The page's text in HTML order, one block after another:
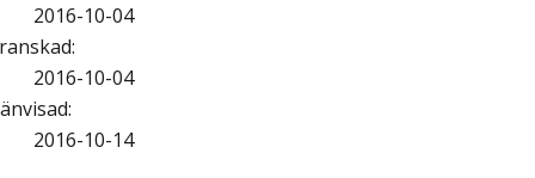
2016-10-04
:
2016-10-04
:
2016-10-14